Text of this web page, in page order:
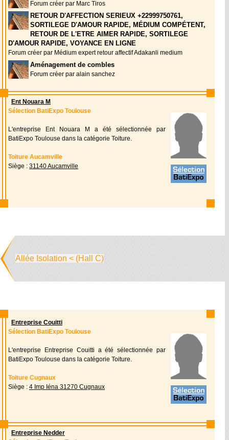
Forum créer par Marc Tiros
RETOUR D'AFFECTION SERIEUX +22999750761,
SORTILEGE D'AMOUR RAPIDE, MÉDIUM COMPÉTENT,
RETOUR DE L'ETRE AIMER RAPIDE, SORTILEGE
D'AMOUR RAPIDE, VOYANCE EN LIGNE
Forum créer par Médium expert retour affectif Adakanli medium
Aménagement de combles
Forum créer par alain sanchez
Ent Nouara M
Sélection BatiExpo Toulouse
L'entreprise Ent Nouara M a été sélectionnée par
BatiExpo Toulouse dans la catégorie Toiture.
Toiture Aucamville
Siège : 31140 Aucamville
Allée Isolation < (Hall C)
Entreprise Couitti
Sélection BatiExpo Toulouse
L'entreprise Entreprise Couitti a été sélectionnée par
BatiExpo Toulouse dans la catégorie Toiture.
Toiture Cugnaux
Siège : 4 Imp Iéna 31270 Cugnaux
Entreprise Nedder